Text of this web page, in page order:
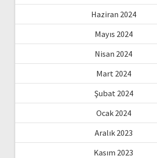
Haziran 2024
Mayıs 2024
Nisan 2024
Mart 2024
Şubat 2024
Ocak 2024
Aralık 2023
Kasım 2023